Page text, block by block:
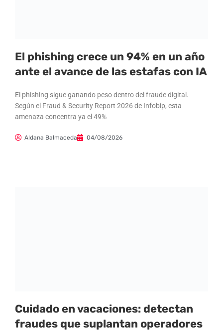
El phishing crece un 94% en un año
ante el avance de las estafas con IA
El phishing sigue ganando peso dentro del fraude digital.
Según el Fraud & Security Report 2026 de Infobip, esta
amenaza concentra ya el 49%
Aldana Balmaceda 04/08/2026
Cuidado en vacaciones: detectan
fraudes que suplantan operadores